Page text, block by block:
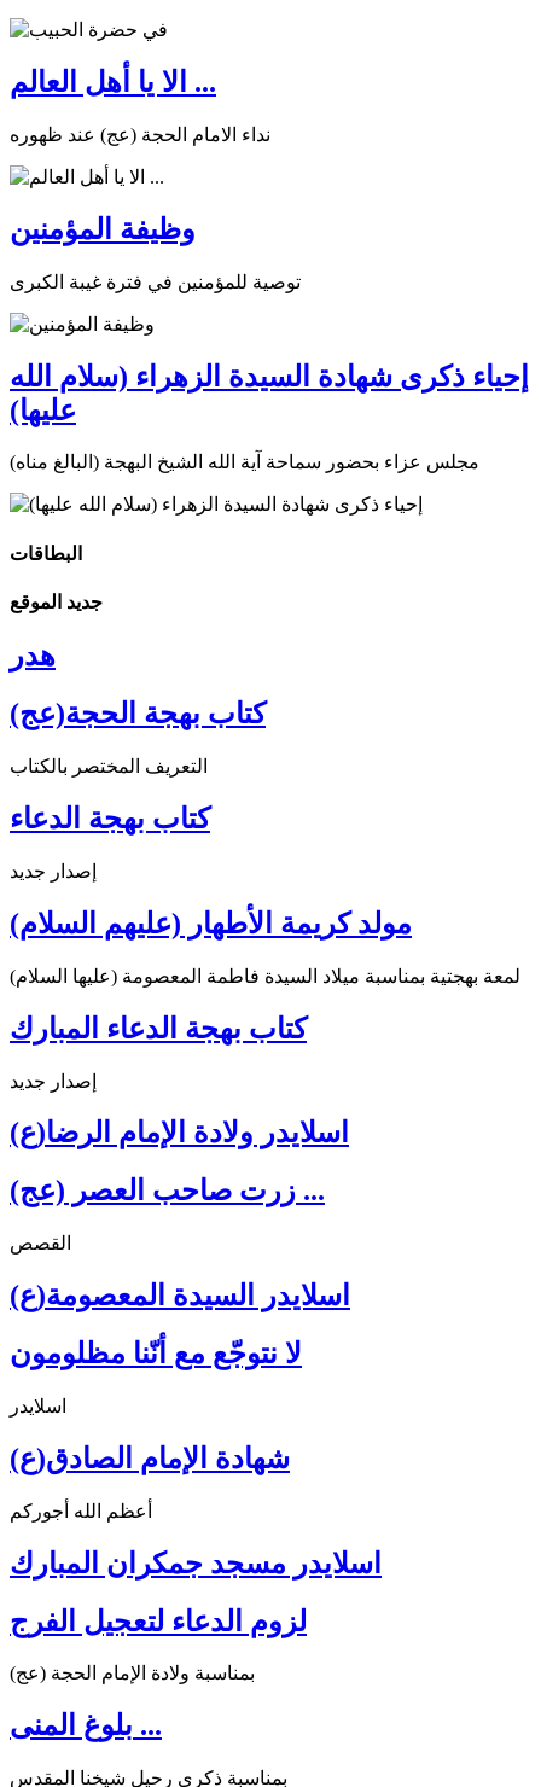
الا يا أهل العالم ...
نداء الامام الحجة (عج) عند ظهوره
وظيفة المؤمنين
توصية للمؤمنين في فترة غيبة الكبرى
إحياء ذكرى شهادة السيدة الزهراء (سلام الله
عليها)
مجلس عزاء بحضور سماحة آية الله الشيخ البهجة (البالغ مناه)
البطاقات
جديد الموقع
هدر
كتاب بهجة الحجة(عج)
التعريف المختصر بالكتاب
كتاب بهجة الدعاء
إصدار جديد
مولد كريمة الأطهار (عليهم السلام)
لمعة بهجتية بمناسبة ميلاد السيدة فاطمة المعصومة (عليها السلام)
كتاب بهجة الدعاء المبارك
إصدار جديد
اسلايدر ولادة الإمام الرضا(ع)
زرت صاحب العصر (عج) ...
القصص
اسلايدر السيدة المعصومة(ع)
لا نتوجّع مع أنّنا مظلومون
اسلايدر
شهادة الإمام الصادق(ع)
أعظم الله أجوركم
اسلايدر مسجد جمكران المبارك
لزوم الدعاء لتعجيل الفرج
بمناسبة ولادة الإمام الحجة (عج)
بلوغ المنى ...
بمناسبة ذكرى رحيل شيخنا المقدس